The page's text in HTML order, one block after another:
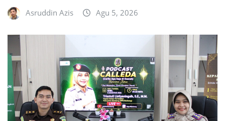
Asruddin Azis Agu 5, 2026